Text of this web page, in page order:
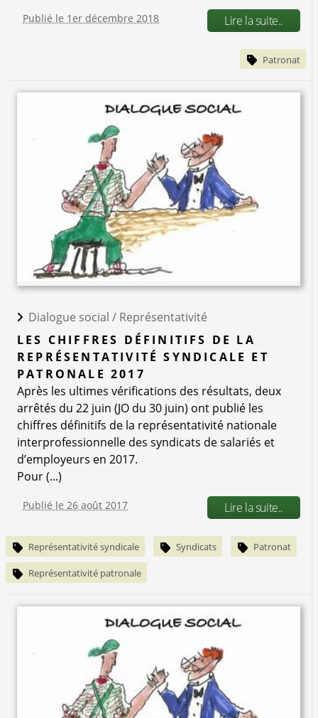
Publié le 1er décembre 2018 Lire la suite..
Patronat
Dialogue social / Représentativité
LES CHIFFRES DÉFINITIFS DE LA
REPRÉSENTATIVITÉ SYNDICALE ET
PATRONALE 2017
Après les ultimes vérifications des résultats, deux
arrêtés du 22 juin (JO du 30 juin) ont publié les
chiffres définitifs de la représentativité nationale
interprofessionnelle des syndicats de salariés et
d’employeurs en 2017.
Pour (...)
Publié le 26 août 2017 Lire la suite..
Représentativité syndicale Syndicats Patronat
Représentativité patronale